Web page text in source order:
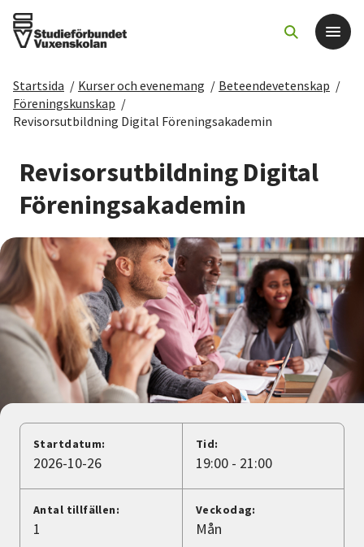
Det här gör vi
Sök kurser och evenemang
Om SV
Starta studiecirkel
Cirkelledare
Nyheter
Lyssna
Startsida / Kurser och evenemang / Beteendevetenskap /
Föreningskunskap /
Revisorsutbildning Digital Föreningsakademin
Revisorsutbildning Digital
Föreningsakademin
Startdatum:
2026-10-26
Tid:
19:00 - 21:00
Antal tillfällen:
1
Veckodag:
Mån